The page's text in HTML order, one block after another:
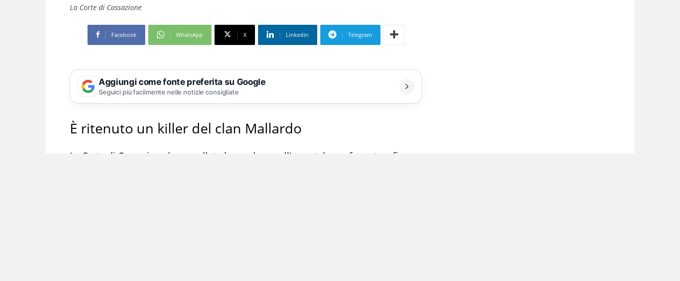
La Corte di Cassazione
Facebook WhatsApp X Linkedin Telegram
Aggiungi come fonte preferita su Google
Seguici più facilmente nelle notizie consigliate
È ritenuto un killer del clan Mallardo
La Corte di Cassazione ha annullato la condanna all’ergastolo confermata a fine